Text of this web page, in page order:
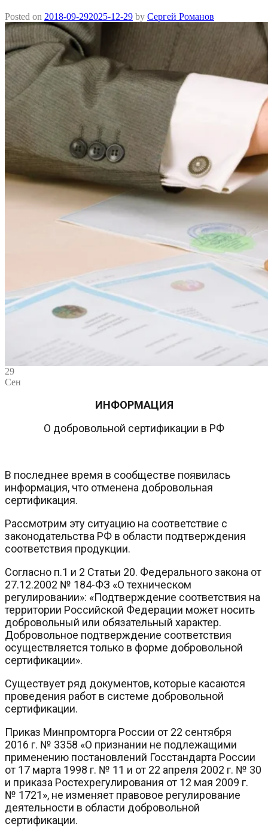
Posted on 2018-09-292025-12-29 by Сергей Романов
29
Сен
ИНФОРМАЦИЯ
О добровольной сертификации в РФ
В последнее время в сообществе появилась
информация, что отменена добровольная
сертификация.
Рассмотрим эту ситуацию на соответствие с
законодательства РФ в области подтверждения
соответствия продукции.
Согласно п.1 и 2 Статьи 20. Федерального закона от
27.12.2002 № 184-ФЗ «О техническом
регулировании»: «Подтверждение соответствия на
территории Российской Федерации может носить
добровольный или обязательный характер.
Добровольное подтверждение соответствия
осуществляется только в форме добровольной
сертификации».
Существует ряд документов, которые касаются
проведения работ в системе добровольной
сертификации.
Приказ Минпромторга России от 22 сентября
2016 г. № 3358 «О признании не подлежащими
применению постановлений Госстандарта России
от 17 марта 1998 г. № 11 и от 22 апреля 2002 г. № 30
и приказа Ростехрегулирования от 12 мая 2009 г.
№ 1721», не изменяет правовое регулирование
деятельности в области добровольной
сертификации.